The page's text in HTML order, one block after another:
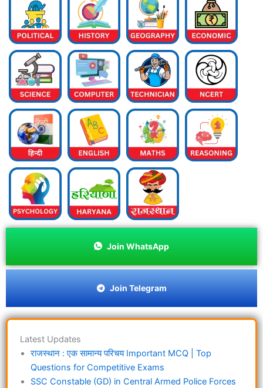
Join WhatsApp
Join Telegram
Latest Updates
राजस्थान : एक सामान्य परिचय Important MCQ | Top
Questions for Competitive Exams
SSC Constable (GD) in Central Armed Police Forces